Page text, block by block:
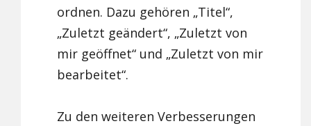
ordnen. Dazu gehören „Titel“,
„Zuletzt geändert“, „Zuletzt von
mir geöffnet“ und „Zuletzt von mir
bearbeitet“.
Zu den weiteren Verbesserungen